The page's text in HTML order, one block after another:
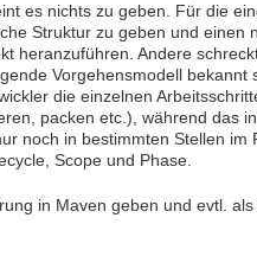
es nichts zu geben. Für die
Struktur zu geben und einen
heranzuführen. Andere
Vorgehensmodell bekannt
die einzelnen
packen etc.), während das
noch in bestimmten Stellen im
Scope und Phase.
in Maven geben und evtl. als